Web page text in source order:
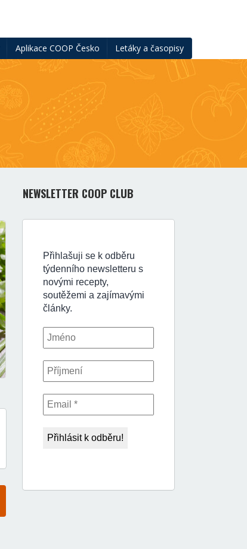
Aplikace COOP Česko Letáky a časopisy
NEWSLETTER COOP CLUB